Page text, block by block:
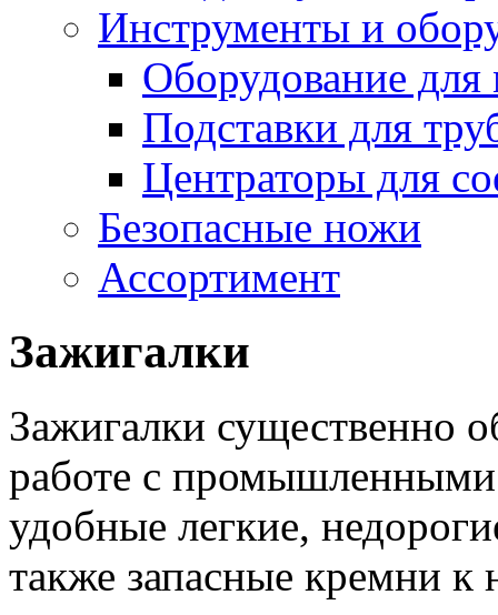
Инструменты и
Оборудование
Подставки для
Центраторы для
Безопасные ножи
Ассортимент
Зажигалки
Зажигалки существенно
работе с
удобные легкие,
также запасные кремни